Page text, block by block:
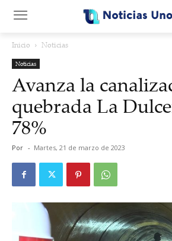
Inicio Noticias
Noticias
Avanza la
quebrada La
78%
Por - Martes, 21 de marzo de 2023